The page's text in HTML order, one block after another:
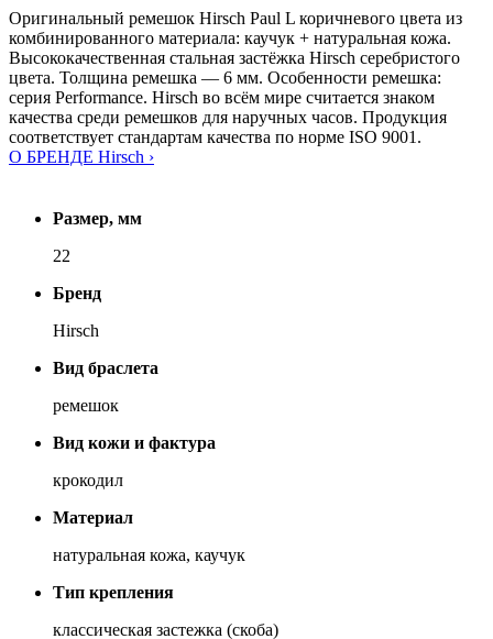
Оригинальный ремешок Hirsch Paul L коричневого цвета из
комбинированного материала: каучук + натуральная кожа.
Высококачественная стальная застёжка Hirsch серебристого
цвета. Толщина ремешка — 6 мм. Особенности ремешка:
серия Performance. Hirsch во всём мире считается знаком
качества среди ремешков для наручных часов. Продукция
соответствует стандартам качества по норме ISO 9001.
О БРЕНДЕ Hirsch ›
Размер, мм
22
Бренд
Hirsch
Вид браслета
ремешок
Вид кожи и фактура
крокодил
Материал
натуральная кожа, каучук
Тип крепления
классическая застежка (скоба)